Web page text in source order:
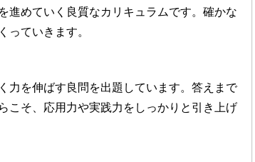
進めていく良質なカリキュラムです。確かな
っていきます。
力を伸ばす良問を出題しています。答えまで
こそ、応用力や実践力をしっかりと引き上げ